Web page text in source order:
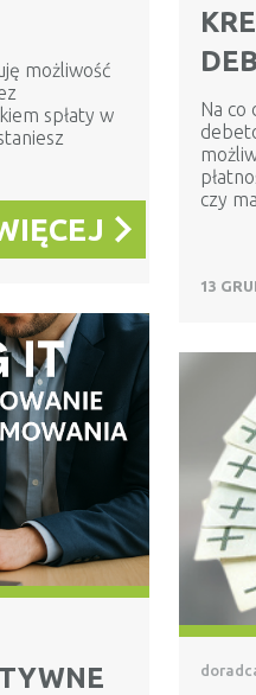
możliwość
spłaty w
Na co
czy
13